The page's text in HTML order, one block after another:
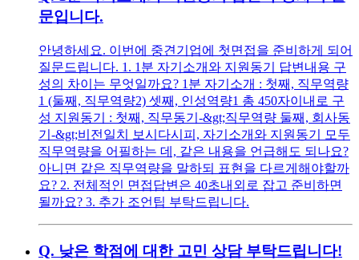
문입니다.
안녕하세요. 이번에 중견기업에 첫면접을 준비하게 되어
질문드립니다. 1. 1분 자기소개와 지원동기 답변내용 구
성의 차이는 무엇일까요? 1분 자기소개 : 첫째, 직무역량
1 (둘째, 직무역량2) 셋째, 인성역량1 총 450자이내로 구
성 지원동기 : 첫째, 직무동기-&gt;직무역량 둘째, 회사동
기-&gt;비전일치 보시다시피, 자기소개와 지원동기 모두
직무역량을 어필하는 데, 같은 내용을 언급해도 되나요?
아니면 같은 직무역량을 말하되 표현을 다르게해야할까
요? 2. 전체적인 면접답변은 40초내외로 잡고 준비하면
될까요? 3. 추가 조언팁 부탁드립니다.
Q. 낮은 학점에 대한 고민 상담 부탁드립니다!